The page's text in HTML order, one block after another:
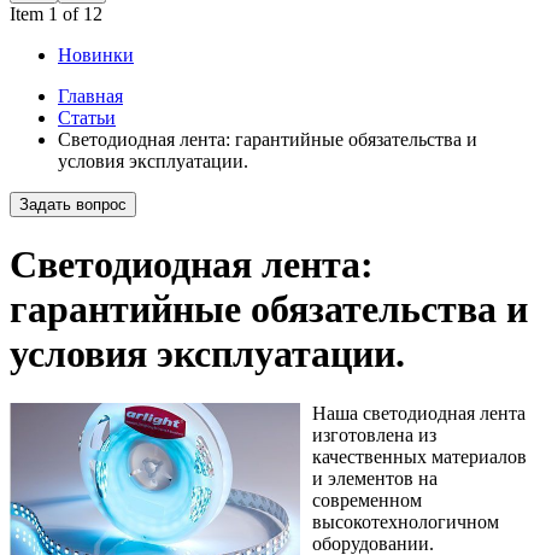
Item 1 of 12
Новинки
Главная
Статьи
Светодиодная лента: гарантийные обязательства и
условия эксплуатации.
Задать вопрос
Светодиодная лента:
гарантийные обязательства и
условия эксплуатации.
Наша светодиодная лента
изготовлена из
качественных материалов
и элементов на
современном
высокотехнологичном
оборудовании.